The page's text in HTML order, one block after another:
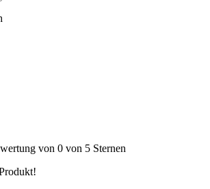
von 0 von 5 Sternen